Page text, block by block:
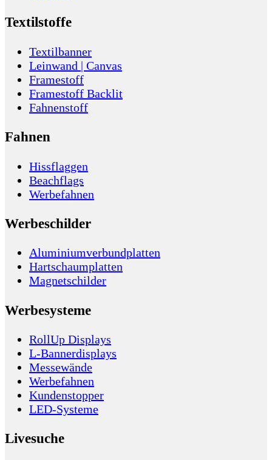
Textilstoffe
Textilbanner
Leinwand | Canvas
Framestoff
Framestoff Backlit
Fahnenstoff
Fahnen
Hissflaggen
Beachflags
Werbefahnen
Werbeschilder
Aluminiumverbundplatten
Hartschaumplatten
Magnetschilder
Werbesysteme
RollUp Displays
L-Bannerdisplays
Messewände
Werbefahnen
Kundenstopper
LED-Systeme
Livesuche